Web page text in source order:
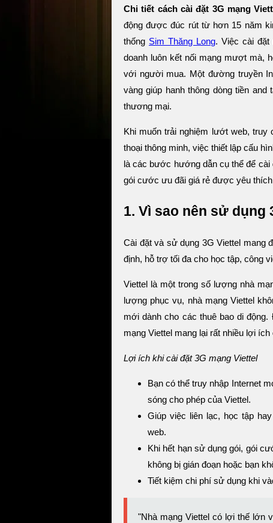
Chi tiết cách cài đặt 3G mạng
động được đúc rút từ hơn 15 năm
thống Sim Thăng Long. Việc cài đặt
doanh luôn kết nối mạng mượt mà,
với người mua. Một đường truyền
vàng giúp hanh thông dòng tiền
thương mại.
Khi muốn trải nghiệm lướt web,
thoại thông minh, việc thiết lập cấu
là các bước hướng dẫn cụ thể để cài
gói cước ưu đãi giá rẻ được yêu thích
1. Vì sao nên sử dụng
Cài đặt và sử dụng 3G Viettel mang
định, hỗ trợ tối đa cho học tập, công
Viettel là một trong số lượng nhà
lượng phục vụ, nhà mạng Viettel
mới dành cho các thuê bao di
mạng Viettel mang lại rất nhiều lợi
Lợi ích khi cài đặt 3G mạng Viettel
Bạn có thể truy nhập Internet
sóng cho phép của Viettel.
Giúp việc liên lạc, học tập
web.
Khi hết hạn sử dụng gói, gói
không bị gián đoạn hoặc bạn
Tiết kiệm chi phí sử dụng khi
"Nhà mạng Viettel có lợi thế lớn